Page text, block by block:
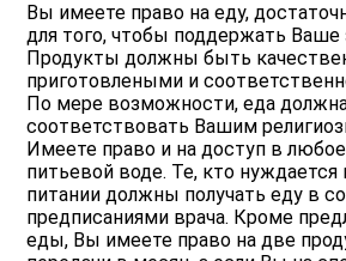
Вы имеете право на еду,
для того, чтобы поддержать Ваше
Продукты должны быть
приготовлеными и
По мере возможности, еда
соответствовать Вашим
Имеете право и на доступ в
питьевой воде. Те, кто
питании должны получать еду в
предписаниями врача. Кроме
еды, Вы имеете право на две